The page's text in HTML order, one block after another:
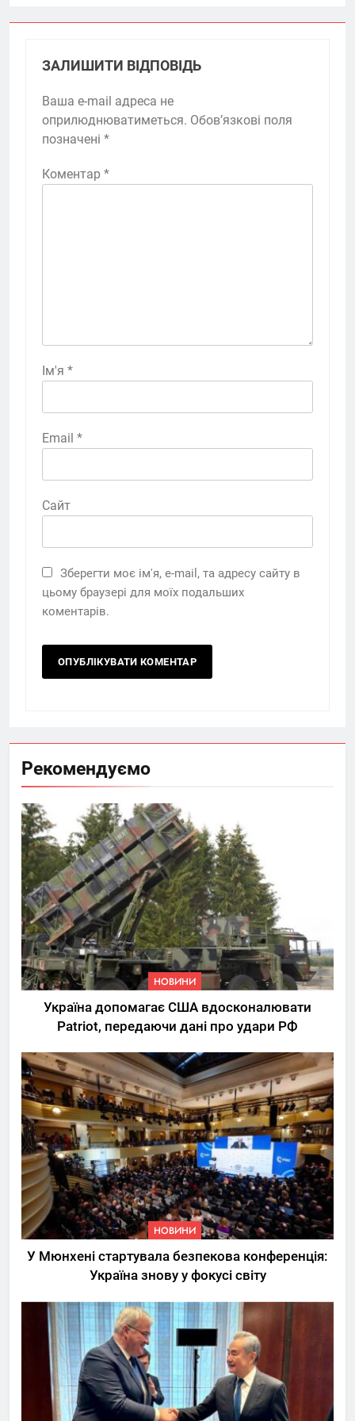
ЗАЛИШИТИ ВІДПОВІДЬ
Ваша e-mail адреса не
оприлюднюватиметься. Обов’язкові поля
позначені *
Коментар *
Ім'я *
Email *
Сайт
Зберегти моє ім'я, e-mail, та адресу сайту в
цьому браузері для моїх подальших
коментарів.
Рекомендуємо
НОВИНИ
Україна допомагає США вдосконалювати
Patriot, передаючи дані про удари РФ
НОВИНИ
У Мюнхені стартувала безпекова конференція:
Україна знову у фокусі світу
5
Трамп вимагає від
Зеленського активних кроків